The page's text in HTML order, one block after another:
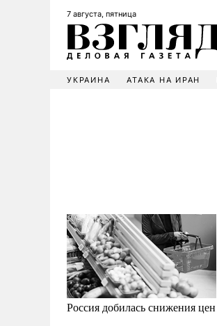
7 августа, пятница
УКРАИНА АТАКА НА ИРАН
Россия добилась снижения цен